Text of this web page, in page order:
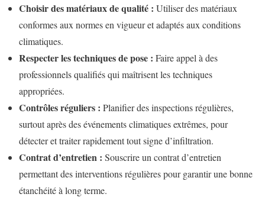
Choisir des matériaux de qualité : Utiliser des matériaux
conformes aux normes en vigueur et adaptés aux conditions
climatiques.
Respecter les techniques de pose : Faire appel à des
professionnels qualifiés qui maîtrisent les techniques
appropriées.
Contrôles réguliers : Planifier des inspections régulières,
surtout après des événements climatiques extrêmes, pour
détecter et traiter rapidement tout signe d’infiltration.
Contrat d’entretien : Souscrire un contrat d’entretien
permettant des interventions régulières pour garantir une bonne
étanchéité à long terme.